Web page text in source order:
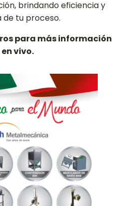
brindando eficiencia y
tu proceso.
para más información
vivo.